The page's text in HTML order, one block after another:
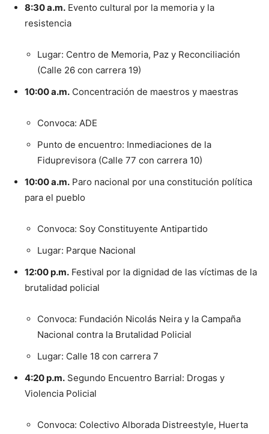
8:30 a.m. Evento cultural por la memoria y la
resistencia
Lugar: Centro de Memoria, Paz y Reconciliación
(Calle 26 con carrera 19)
10:00 a.m. Concentración de maestros y maestras
Convoca: ADE
Punto de encuentro: Inmediaciones de la
Fiduprevisora (Calle 77 con carrera 10)
10:00 a.m. Paro nacional por una constitución política
para el pueblo
Convoca: Soy Constituyente Antipartido
Lugar: Parque Nacional
12:00 p.m. Festival por la dignidad de las víctimas de la
brutalidad policial
Convoca: Fundación Nicolás Neira y la Campaña
Nacional contra la Brutalidad Policial
Lugar: Calle 18 con carrera 7
4:20 p.m. Segundo Encuentro Barrial: Drogas y
Violencia Policial
Convoca: Colectivo Alborada Distreestyle, Huerta